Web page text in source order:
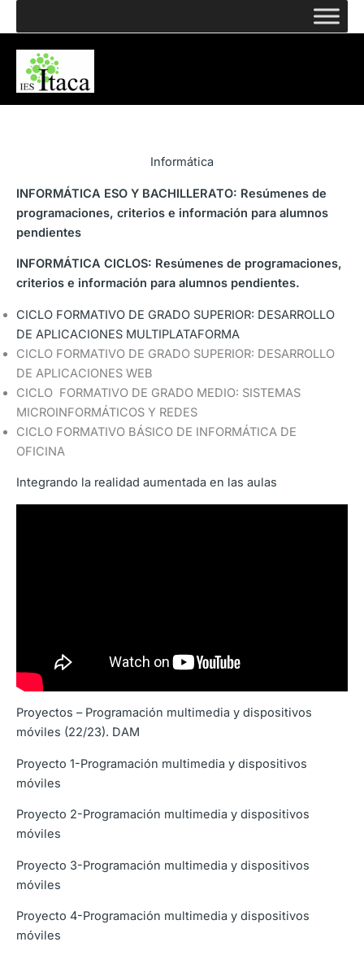
contenido
Informática
INFORMÁTICA ESO Y BACHILLERATO: Resúmenes de
programaciones, criterios e información para alumnos
pendientes
INFORMÁTICA CICLOS: Resúmenes de programaciones,
criterios e información para alumnos pendientes.
CICLO FORMATIVO DE GRADO SUPERIOR: DESARROLLO
DE APLICACIONES MULTIPLATAFORMA
CICLO FORMATIVO DE GRADO SUPERIOR: DESARROLLO
DE APLICACIONES WEB
CICLO FORMATIVO DE GRADO MEDIO: SISTEMAS
MICROINFORMÁTICOS Y REDES
CICLO FORMATIVO BÁSICO DE INFORMÁTICA DE
OFICINA
Integrando la realidad aumentada en las aulas
Proyectos – Programación multimedia y dispositivos
móviles (22/23). DAM
Proyecto 1-Programación multimedia y dispositivos
móviles
Proyecto 2-Programación multimedia y dispositivos
móviles
Proyecto 3-Programación multimedia y dispositivos
móviles
Proyecto 4-Programación multimedia y dispositivos
móviles